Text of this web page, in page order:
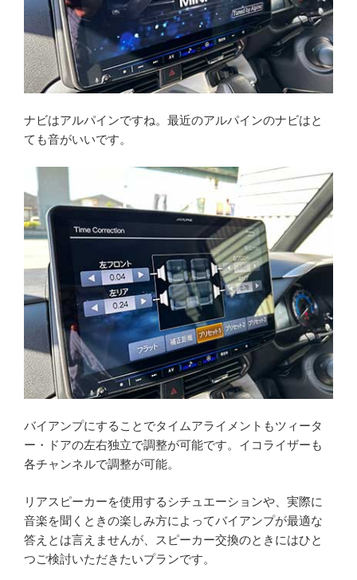
ナビはアルパインですね。最近のアルパインのナビはと
ても音がいいです。
バイアンプにすることでタイムアライメントもツィータ
ー・ドアの左右独立で調整が可能です。イコライザーも
各チャンネルで調整が可能。
リアスピーカーを使用するシチュエーションや、実際に
音楽を聞くときの楽しみ方によってバイアンプが最適な
答えとは言えませんが、スピーカー交換のときにはひと
つご検討いただきたいプランです。